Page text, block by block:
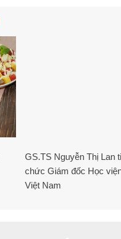
GS.TS Nguyễn Thị Lan
chức Giám đốc Học
Việt Nam